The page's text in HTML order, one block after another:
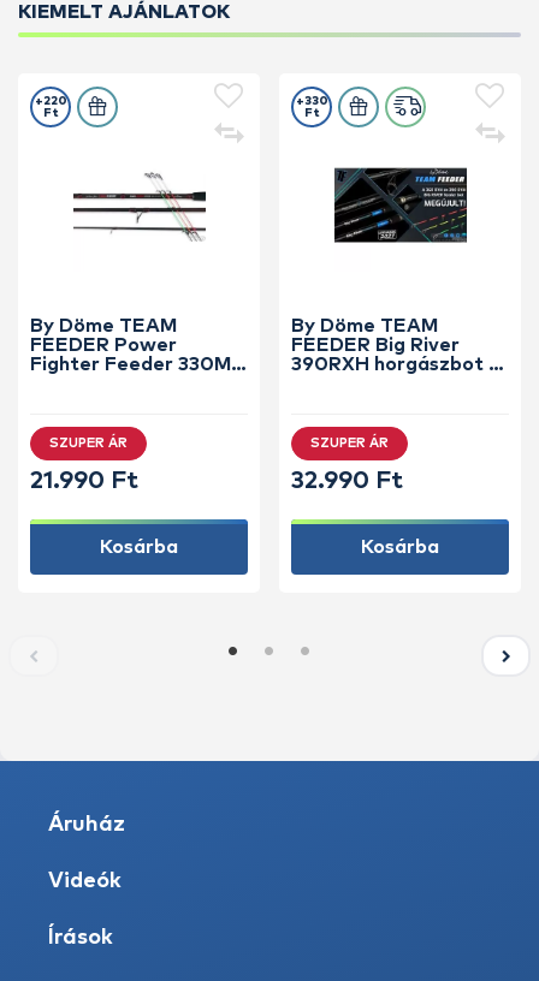
KIEMELT AJÁNLATOK
By Döme TEAM
FEEDER Power
Fighter Feeder 330M
+220
Ft
SZUPER ÁR
21.990 Ft
Kosárba
By Döme TEAM
FEEDER Big River
390RXH horgászbot +
+330
Ft
SZUPER ÁR
32.990 Ft
Kosárba
Áruház
Videók
Írások